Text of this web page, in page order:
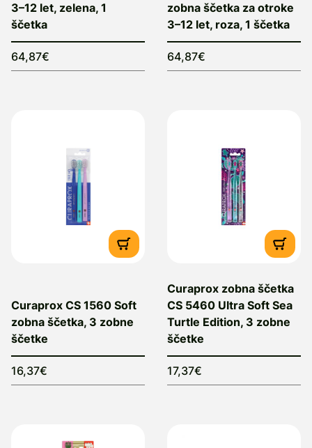
3–12 let, zelena, 1
ščetka
64,87€
zobna ščetka za otroke
3–12 let, roza, 1 ščetka
64,87€
Curaprox CS 1560 Soft
zobna ščetka, 3 zobne
ščetke
16,37€
Curaprox zobna ščetka
CS 5460 Ultra Soft Sea
Turtle Edition, 3 zobne
ščetke
17,37€